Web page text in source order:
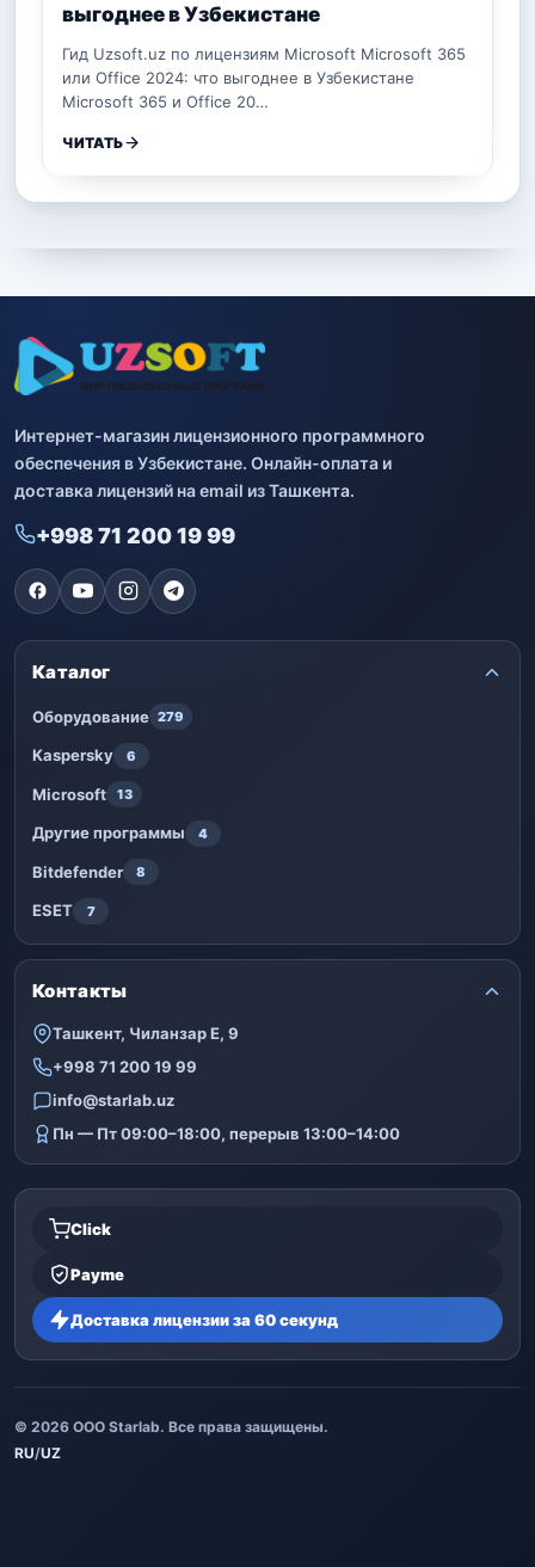
выгоднее в Узбекистане
Гид Uzsoft.uz по лицензиям Microsoft Microsoft 365
или Office 2024: что выгоднее в Узбекистане
Microsoft 365 и Office 20…
ЧИТАТЬ
Интернет-магазин лицензионного программного
обеспечения в Узбекистане. Онлайн-оплата и
доставка лицензий на email из Ташкента.
+998 71 200 19 99
Каталог
Оборудование 279
Kaspersky 6
Microsoft 13
Другие программы 4
Bitdefender 8
ESET 7
Контакты
Ташкент, Чиланзар Е, 9
+998 71 200 19 99
info@starlab.uz
Пн — Пт 09:00–18:00, перерыв 13:00–14:00
Click
Payme
Доставка лицензии за 60 секунд
© 2026 ООО Starlab. Все права защищены.
RU/UZ